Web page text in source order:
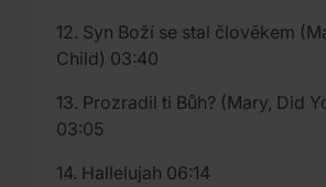
12. Syn Boží se stal člověkem
Child) 03:40
13. Prozradil ti Bůh? (Mary, Did
03:05
14. Hallelujah 06:14